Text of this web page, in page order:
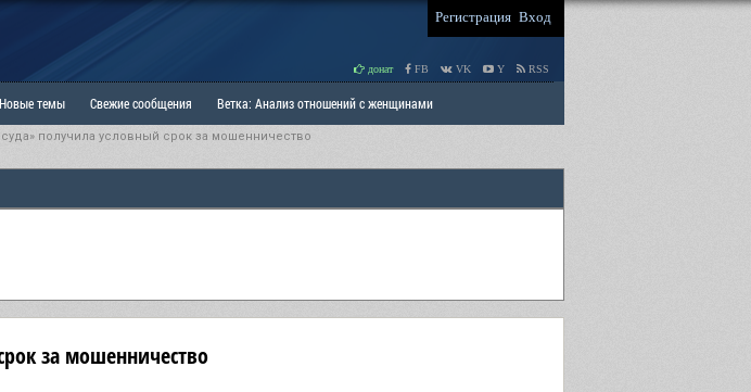
Регистрация Вход
донат FB VK Y RSS
Новые темы Свежие сообщения Ветка: Анализ отношений с женщинами
Мы и Женщины РАЗДЕЛ: Маскулизм, МД и права мужчин
получила условный срок за мошенничество
за мошенничество